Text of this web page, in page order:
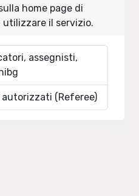
home page di
il servizio.
assegnisti,
(Referee)